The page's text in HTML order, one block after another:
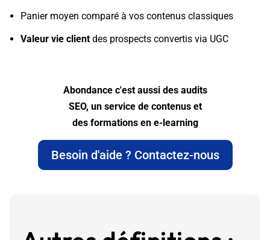
Panier moyen comparé à vos contenus classiques
Valeur vie client des prospects convertis via UGC
Abondance c'est aussi des audits
SEO, un service de contenus et
des formations en e-learning
Besoin d'aide ? Contactez-nous